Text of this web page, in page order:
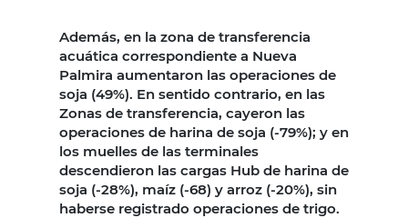
Además, en la zona de transferencia
acuática correspondiente a Nueva
Palmira aumentaron las operaciones de
soja (49%). En sentido contrario, en las
Zonas de transferencia, cayeron las
operaciones de harina de soja (-79%); y en
los muelles de las terminales
descendieron las cargas Hub de harina de
soja (-28%), maíz (-68) y arroz (-20%), sin
haberse registrado operaciones de trigo.